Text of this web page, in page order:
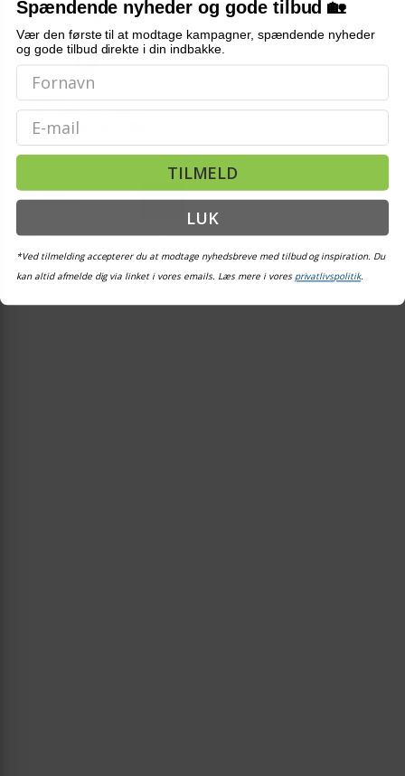
Cool Wind CTB-100PP
tenorbasun i ABS - lilla
1.499,- Vis
Spændende nyheder og gode tilbud 🏡
Vær den første til at modtage kampagner, spændende nyheder
og gode tilbud direkte i din indbakke.
Email
TILMELD
LUK
*Ved tilmelding accepterer du at modtage nyhedsbreve med tilbud og inspiration. Du
kan altid afmelde dig via linket i vores emails. Læs mere i vores privatlivspolitik.